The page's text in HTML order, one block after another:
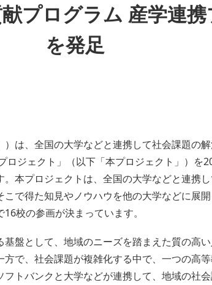
献プログラム 産学連
を発足
は、全国の大学などと連携して社会課題の
ロジェクト」（以下「本プロジェクト」）を
本プロジェクトは、全国の大学などと連携
で得た知見やノウハウを他の大学などに展
校の参画が決まっています。
盤として、地域のニーズを踏まえた質の高
で、社会課題が複雑化する中で、一つの高
トバンクと大学などが連携して、地域の社